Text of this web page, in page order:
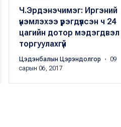
Ч.Эрдэнэчимэг: Иргэний
үнэмлэхээ үрэгдүүлсэн ч 24
цагийн дотор мэдэгдвэл
торгуулахгүй
Цэдэнбалын Цэрэндолгор
・ 09
сарын 06, 2017